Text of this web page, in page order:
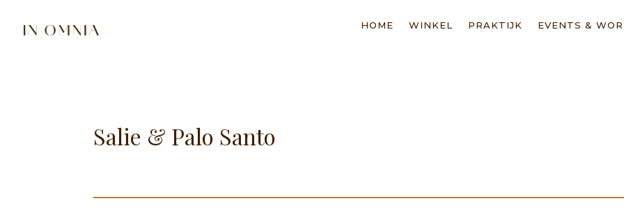
HOME WINKEL PRAKTIJK EVENTS &
Salie & Palo Santo